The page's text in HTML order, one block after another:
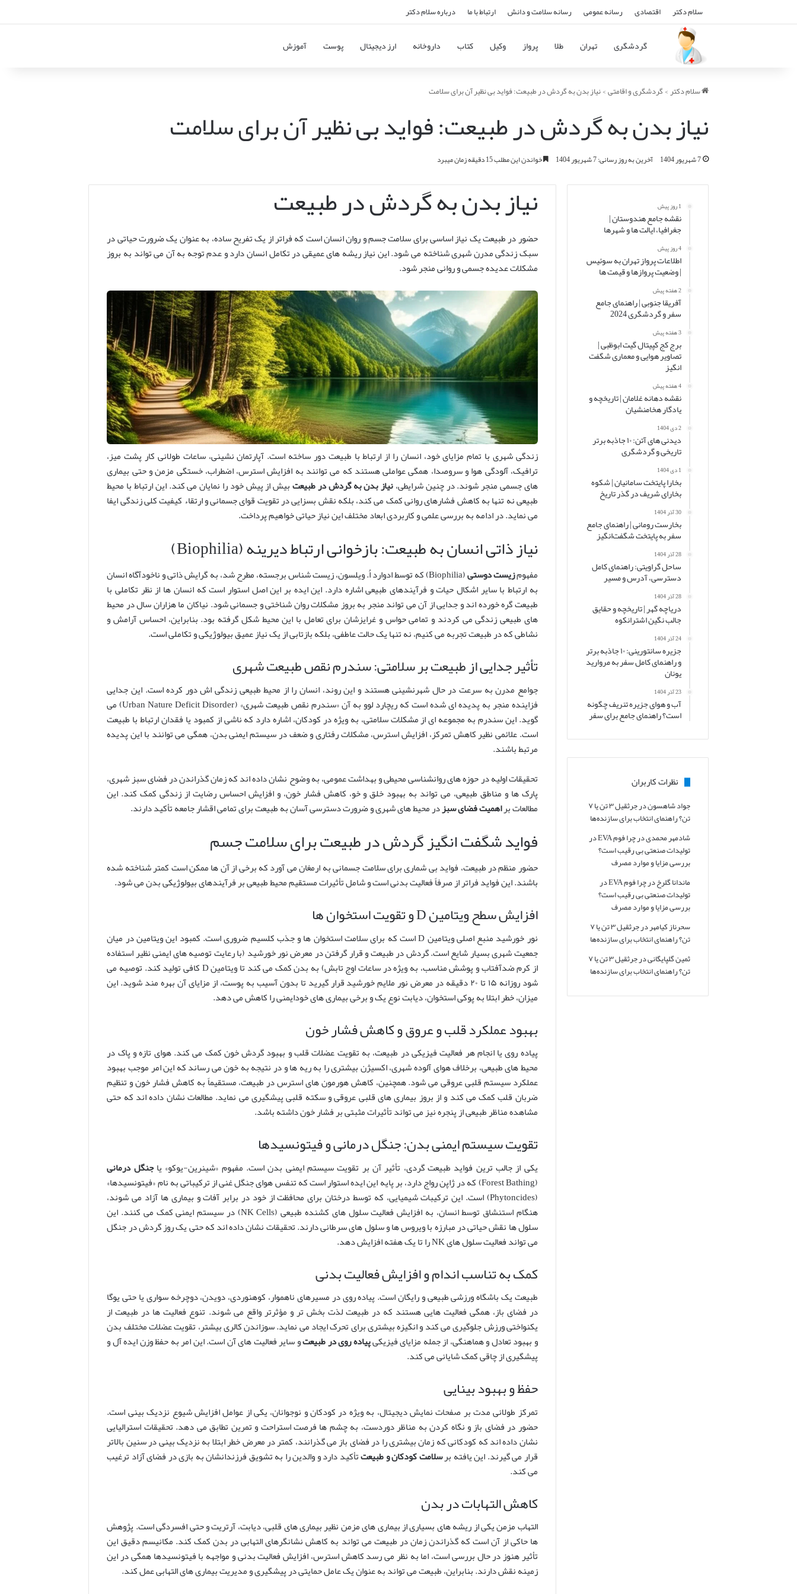
سلام دکتر اقتصادی رسانه عمومی رسانه سلامت و دانش ارتباط با ما درباره سلام دکتر
گردشگری تهران طلا پرواز وکیل کتاب داروخانه ارز دیجیتال پوست آموزش
سلام دکتر>گردشگری و اقامتی>نیاز بدن به گردش در طبیعت: فواید بی نظیر آن برای سلامت
نیاز بدن به گردش در طبیعت: فواید بی نظیر آن برای سلامت
7 شهریور 1404 آخرین به روز رسانی: 7 شهریور 1404 خواندن این مطلب 15 دقیقه زمان میبرد
نیاز بدن به گردش در طبیعت
حضور در طبیعت یک نیاز اساسی برای سلامت جسم و روان انسان است که فراتر از یک تفریح ساده، به عنوان یک ضرورت حیاتی در
سبک زندگی مدرن شهری شناخته می شود. این نیاز ریشه های عمیقی در تکامل انسان دارد و عدم توجه به آن می تواند به بروز
مشکلات عدیده جسمی و روانی منجر شود.
زندگی شهری با تمام مزایای خود، انسان را از ارتباط با طبیعت دور ساخته است. آپارتمان نشینی، ساعات طولانی کار پشت میز،
ترافیک، آلودگی هوا و سروصدا، همگی عواملی هستند که می توانند به افزایش استرس، اضطراب، خستگی مزمن و حتی بیماری
های جسمی منجر شوند. در چنین شرایطی،نیاز بدن به گردش در طبیعتبیش از پیش خود را نمایان می کند. این ارتباط با محیط
طبیعی نه تنها به کاهش فشارهای روانی کمک می کند، بلکه نقش بسزایی در تقویت قوای جسمانی و ارتقاء کیفیت کلی زندگی ایفا
می نماید. در ادامه به بررسی علمی و کاربردی ابعاد مختلف این نیاز حیاتی خواهیم پرداخت.
نیاز ذاتی انسان به طبیعت: بازخوانی ارتباط دیرینه (Biophilia)
مفهومزیست دوستی
(Biophilia) که توسط ادوارد اُ. ویلسون، زیست شناس برجسته، مطرح شد، به گرایش ذاتی و ناخودآگاه انسان
به ارتباط با سایر اشکال حیات و فرآیندهای طبیعی اشاره دارد. این ایده بر این اصل استوار است که انسان ها از نظر تکاملی با
طبیعت گره خورده اند و جدایی از آن می تواند منجر به بروز مشکلات روان شناختی و جسمانی شود. نیاکان ما هزاران سال در محیط
های طبیعی زندگی می کردند و تمامی حواس و غرایزشان برای تعامل با این محیط شکل گرفته بود. بنابراین، احساس آرامش و
نشاطی که در طبیعت تجربه می کنیم، نه تنها یک حالت عاطفی، بلکه بازتابی از یک نیاز عمیق بیولوژیکی و تکاملی است.
تأثیر جدایی از طبیعت بر سلامتی: سندرم نقص طبیعت شهری
جوامع مدرن به سرعت در حال شهرنشینی هستند و این روند، انسان را از محیط طبیعی زندگی اش دور کرده است. این جدایی
فزاینده منجر به پدیده ای شده است که ریچارد لوو به آن «سندرم نقص طبیعت شهری» (Urban Nature Deficit Disorder) می
گوید. این سندرم به مجموعه ای از مشکلات سلامتی، به ویژه در کودکان، اشاره دارد که ناشی از کمبود یا فقدان ارتباط با طبیعت
است. علائمی نظیر کاهش تمرکز، افزایش استرس، مشکلات رفتاری و ضعف در سیستم ایمنی بدن، همگی می توانند با این پدیده
مرتبط باشند.
تحقیقات اولیه در حوزه های روانشناسی محیطی و بهداشت عمومی، به وضوح نشان داده اند که زمان گذراندن در فضای سبز شهری،
پارک ها و مناطق طبیعی، می تواند به بهبود خلق و خو، کاهش فشار خون، و افزایش احساس رضایت از زندگی کمک کند. این
مطالعات براهمیت فضای سبزدر محیط های شهری و ضرورت دسترسی آسان به طبیعت برای تمامی اقشار جامعه تأکید دارند.
فواید شگفت انگیز گردش در طبیعت برای سلامت جسم
حضور منظم در طبیعت، فواید بی شماری برای سلامت جسمانی به ارمغان می آورد که برخی از آن ها ممکن است کمتر شناخته شده
باشند. این فواید فراتر از صرفاً فعالیت بدنی است و شامل تأثیرات مستقیم محیط طبیعی بر فرآیندهای بیولوژیکی بدن می شود.
افزایش سطح ویتامین D و تقویت استخوان ها
نور خورشید منبع اصلی ویتامین D است که برای سلامت استخوان ها و جذب کلسیم ضروری است. کمبود این ویتامین در میان
جمعیت شهری بسیار شایع است. گردش در طبیعت و قرار گرفتن در معرض نور خورشید (با رعایت توصیه های ایمنی نظیر استفاده
از کرم ضدآفتاب و پوشش مناسب، به ویژه در ساعات اوج تابش) به بدن کمک می کند تا ویتامین D کافی تولید کند. توصیه می
شود روزانه ۱۵ تا ۲۰ دقیقه در معرض نور ملایم خورشید قرار گیرید تا بدون آسیب به پوست، از مزایای آن بهره مند شوید. این
میزان، خطر ابتلا به پوکی استخوان، دیابت نوع یک و برخی بیماری های خودایمنی را کاهش می دهد.
بهبود عملکرد قلب و عروق و کاهش فشار خون
پیاده روی یا انجام هر فعالیت فیزیکی در طبیعت، به تقویت عضلات قلب و بهبود گردش خون کمک می کند. هوای تازه و پاک در
محیط های طبیعی، برخلاف هوای آلوده شهری، اکسیژن بیشتری را به ریه ها و در نتیجه به خون می رساند که این امر موجب بهبود
عملکرد سیستم قلبی عروقی می شود. همچنین، کاهش هورمون های استرس در طبیعت، مستقیماً به کاهش فشار خون و تنظیم
ضربان قلب کمک می کند و از بروز بیماری های قلبی عروقی و سکته قلبی پیشگیری می نماید. مطالعات نشان داده اند که حتی
مشاهده مناظر طبیعی از پنجره نیز می تواند تأثیرات مثبتی بر فشار خون داشته باشد.
تقویت سیستم ایمنی بدن: جنگل درمانی و فیتونسیدها
یکی از جالب ترین فواید طبیعت گردی، تأثیر آن بر تقویت سیستم ایمنی بدن است. مفهوم «شینرین-یوکو» یاجنگل درمانی
(Forest Bathing) که در ژاپن رواج دارد، بر پایه این ایده استوار است که تنفس هوای جنگل غنی از ترکیباتی به نام «فیتونسیدها»
(Phytoncides) است. این ترکیبات شیمیایی، که توسط درختان برای محافظت از خود در برابر آفات و بیماری ها آزاد می شوند،
هنگام استنشاق توسط انسان، به افزایش فعالیت سلول های کشنده طبیعی (NK Cells) در سیستم ایمنی کمک می کنند. این
سلول ها نقش حیاتی در مبارزه با ویروس ها و سلول های سرطانی دارند. تحقیقات نشان داده اند که حتی یک روز گردش در جنگل
می تواند فعالیت سلول های NK را تا یک هفته افزایش دهد.
کمک به تناسب اندام و افزایش فعالیت بدنی
طبیعت یک باشگاه ورزشی طبیعی و رایگان است. پیاده روی در مسیرهای ناهموار، کوهنوردی، دویدن، دوچرخه سواری یا حتی یوگا
در فضای باز، همگی فعالیت هایی هستند که در طبیعت لذت بخش تر و مؤثرتر واقع می شوند. تنوع فعالیت ها در طبیعت از
یکنواختی ورزش جلوگیری می کند و انگیزه بیشتری برای تحرک ایجاد می نماید. سوزاندن کالری بیشتر، تقویت عضلات مختلف بدن
و بهبود تعادل و هماهنگی، از جمله مزایای فیزیکیپیاده روی در طبیعتو سایر فعالیت های آن است. این امر به حفظ وزن ایده آل و
پیشگیری از چاقی کمک شایانی می کند.
حفظ و بهبود بینایی
تمرکز طولانی مدت بر صفحات نمایش دیجیتال، به ویژه در کودکان و نوجوانان، یکی از عوامل افزایش شیوع نزدیک بینی است.
حضور در فضای باز و نگاه کردن به مناظر دوردست، به چشم ها فرصت استراحت و تمرین تطابق می دهد. تحقیقات استرالیایی
نشان داده اند که کودکانی که زمان بیشتری را در فضای باز می گذرانند، کمتر در معرض خطر ابتلا به نزدیک بینی در سنین بالاتر
قرار می گیرند. این یافته برسلامت کودکان و طبیعتتأکید دارد و والدین را به تشویق فرزندانشان به بازی در فضای آزاد ترغیب
می کند.
کاهش التهابات در بدن
التهاب مزمن یکی از ریشه های بسیاری از بیماری های مزمن نظیر بیماری های قلبی، دیابت، آرتریت و حتی افسردگی است. پژوهش
ها حاکی از آن است که گذراندن زمان در طبیعت می تواند به کاهش نشانگرهای التهابی در بدن کمک کند. مکانیسم دقیق این
تأثیر هنوز در حال بررسی است، اما به نظر می رسد کاهش استرس، افزایش فعالیت بدنی و مواجهه با فیتونسیدها همگی در این
زمینه نقش دارند. بنابراین، طبیعت می تواند به عنوان یک عامل حمایتی در پیشگیری و مدیریت بیماری های التهابی عمل کند.
1 روز پیش
نقشه جامع هندوستان |
جغرافیا، ایالت ها و شهرها
4 روز پیش
اطلاعات پرواز تهران به سوئیس
| وضعیت پروازها و قیمت ها
2 هفته پیش
آفریقا جنوبی | راهنمای جامع
سفر و گردشگری 2024
3 هفته پیش
برج کج کپیتال گیت ابوظبی |
تصاویر هوایی و معماری شگفت
انگیز
4 هفته پیش
نقشه دهانه غلامان | تاریخچه و
یادگار هخامنشیان
2 دی 1404
دیدنی های آتن: ۱۰ جاذبه برتر
تاریخی و گردشگری
1 دی 1404
بخارا پایتخت سامانیان | شکوه
بخارای شریف در گذر تاریخ
30 آذر 1404
بخارست رومانی | راهنمای جامع
سفر به پایتخت شگفت‌انگیز
28 آذر 1404
ساحل گراویتی: راهنمای کامل
دسترسی، آدرس و مسیر
28 آذر 1404
دریاچه گهر | تاریخچه و حقایق
جالب نگین اشترانکوه
24 آذر 1404
جزیره سانتورینی: ۱۰ جاذبه برتر
و راهنمای کامل سفر به مروارید
یونان
23 آذر 1404
آب و هوای جزیره تنریف چگونه
است؟ راهنمای جامع برای سفر
نظرات کاربران
جواد شاهسوندر
جرثقیل ۳ تن یا ۷
تن؟ راهنمای انتخاب برای سازنده‌ها
شادمهر محمدیدر
چرا فوم EVA در
تولیدات صنعتی بی رقیب است؟
بررسی مزایا و موارد مصرف
ماندانا گلرخدر
چرا فوم EVA در
تولیدات صنعتی بی رقیب است؟
بررسی مزایا و موارد مصرف
سحرناز کیامهردر
جرثقیل ۳ تن یا ۷
تن؟ راهنمای انتخاب برای سازنده‌ها
ثمین گلپایگانیدر
جرثقیل ۳ تن یا ۷
تن؟ راهنمای انتخاب برای سازنده‌ها